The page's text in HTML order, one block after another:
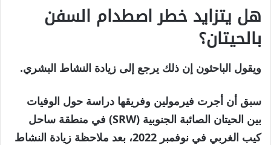
هل يتزايد خطر اصطدام السفن
بالحيتان؟
ويقول الباحثون إن ذلك يرجع إلى زيادة النشاط البشري.
سبق أن أجرت فيرمولين وفريقها دراسة حول الوفيات
بين الحيتان الصائبة الجنوبية (SRW) في منطقة ساحل
كيب الغربي في نوفمبر 2022، بعد ملاحظة زيادة النشاط